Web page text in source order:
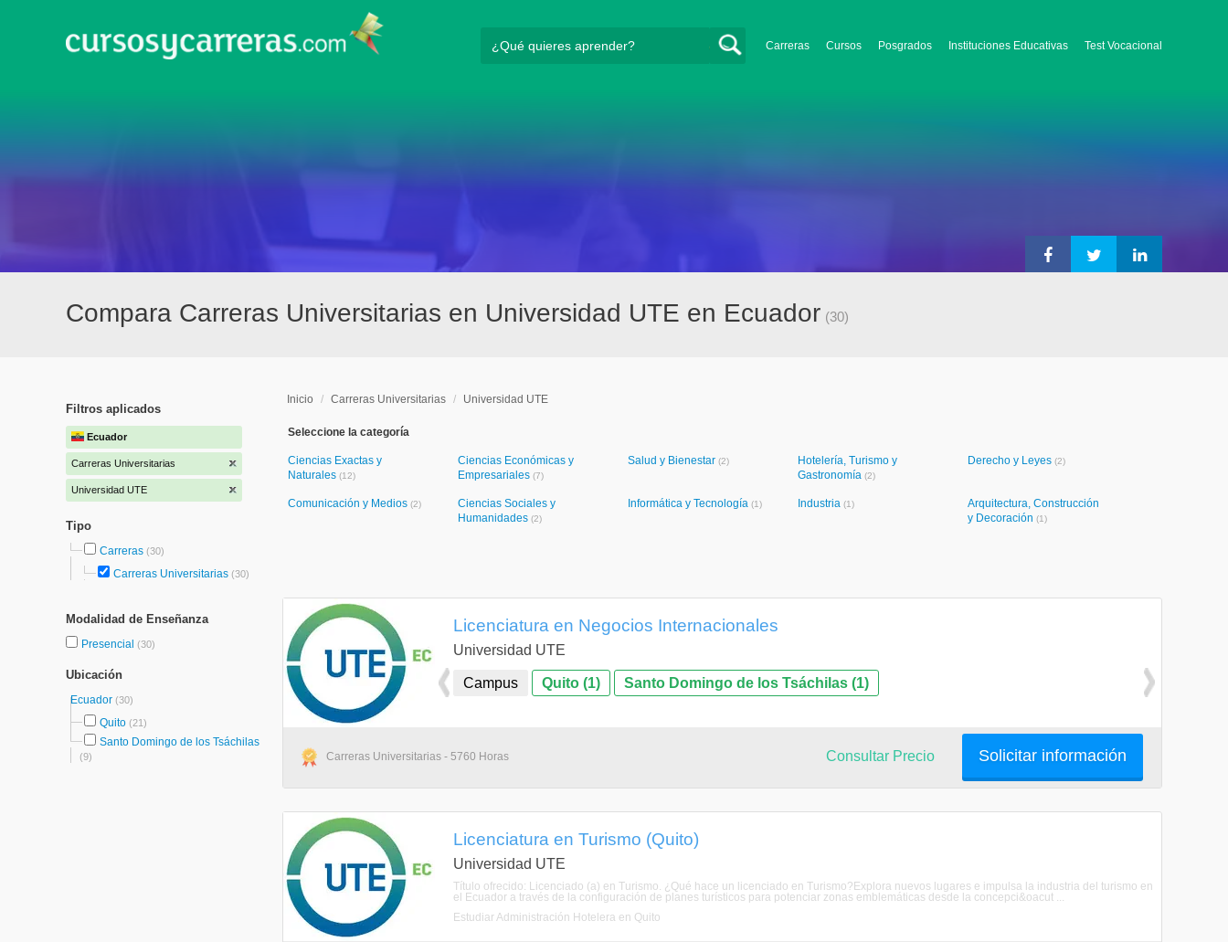
Carreras Cursos Posgrados Instituciones Educativas Test Vocacional
Compara Carreras Universitarias en Universidad UTE en Ecuador (30)
Filtros aplicados
Ecuador
Carreras Universitarias
Universidad UTE
Tipo
Carreras (30)
Carreras Universitarias (30)
Modalidad de Enseñanza
Presencial (30)
Ubicación
Ecuador (30)
Quito (21)
Santo Domingo de los Tsáchilas
(9)
Inicio / Carreras Universitarias / Universidad UTE
Seleccione la categoría
Ciencias Exactas y
Naturales (12)
Ciencias Económicas y
Empresariales (7)
Salud y Bienestar (2)
Hotelería, Turismo y
Gastronomía (2)
Derecho y Leyes (2)
Comunicación y Medios (2)
Ciencias Sociales y
Humanidades (2)
Informática y Tecnología (1) Industria (1)
Arquitectura, Construcción
y Decoración (1)
Licenciatura en Negocios Internacionales
Universidad UTE
Campus Quito (1) Santo Domingo de los Tsáchilas (1)
Carreras Universitarias - 5760 Horas Solicitar información
Consultar Precio
Licenciatura en Turismo (Quito)
Universidad UTE
Título ofrecido: Licenciado (a) en Turismo. ¿Qué hace un licenciado en Turismo?Explora nuevos lugares e impulsa la industria del turismo en
el Ecuador a través de la configuración de planes turísticos para potenciar zonas emblemáticas desde la concepci&oacut ...
Estudiar Administración Hotelera en Quito